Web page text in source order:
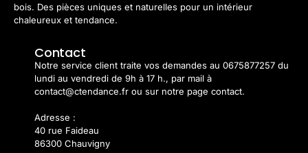
bois. Des pièces uniques et naturelles pour un intérieur
chaleureux et tendance.
Contact
Notre service client traite vos demandes au 0675877257 du
lundi au vendredi de 9h à 17 h., par mail à
contact@ctendance.fr ou sur notre page contact.
Adresse :
40 rue Faideau
86300 Chauvigny